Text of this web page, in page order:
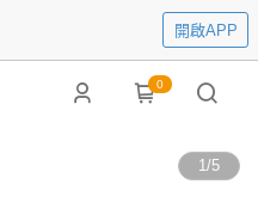
開啟APP
0
1/5